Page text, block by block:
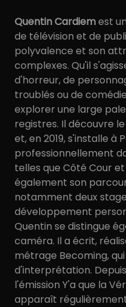
Quentin Cardiemest
de télévision et de
polyvalence et son
complexes. Qu'il
d'horreur, de
troublés ou de
explorer une large
registres. Il découvre
et, en 2019, s'installe à
professionnellement
telles que Côté Cour
également son
notamment deux
développement
Quentin se distingue
caméra. Il a écrit,
métrage Becoming,
d'interprétation.
l'émission Y'a que la
apparaît